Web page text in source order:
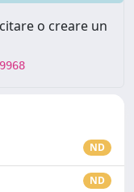
o creare un
ND
ND